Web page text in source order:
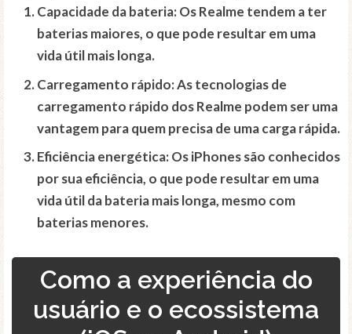
Capacidade da bateria: Os Realme tendem a ter
baterias maiores, o que pode resultar em uma
vida útil mais longa.
Carregamento rápido: As tecnologias de
carregamento rápido dos Realme podem ser uma
vantagem para quem precisa de uma carga rápida.
Eficiência energética: Os iPhones são conhecidos
por sua eficiência, o que pode resultar em uma
vida útil da bateria mais longa, mesmo com
baterias menores.
Como a experiência do
usuário e o ecossistema